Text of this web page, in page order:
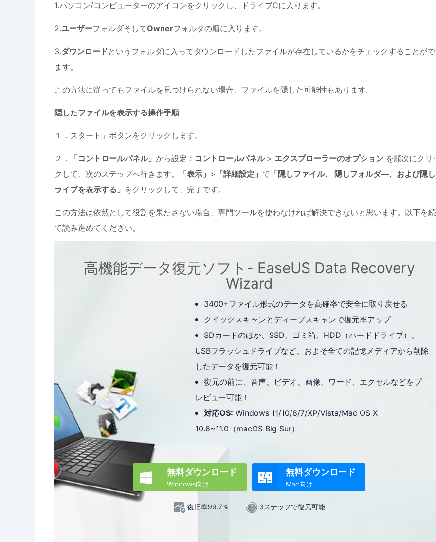
1.パソコン/コンピューターのアイコンをクリックし、ドライブCに入ります。
2.ユーザーフォルダそしてOwnerフォルダの順に入ります。
3.ダウンロードというフォルダに入ってダウンロードしたファイルが存在しているかをチェックすることが
ます。
この方法に従ってもファイルを見つけられない場合、ファイルを隠した可能性もあります。
隠したファイルを表示する操作手順
１．スタート」ボタンをクリックします。
２． 「コントロールパネル」 から設定： コントロールパネル > エクスプローラーのオプション を順次にクリ
クして、次のステップへ行きます。
「表示」 > 「詳細設定」 で「隠しファイル、 隠しフォルダ―、および隠
ライブを表示する」 をクリックして、完了です。
この方法は依然として役割を果たさない場合、専門ツールを使わなければ解決できないと思います。以下を
て読み進めてください。
高機能データ復元ソフト- EaseUS Data Recovery
Wizard
3400+ファイル形式のデータを高確率で安全に取り戻せる
クイックスキャンとディープスキャンで復元率アップ
SDカードのほか、SSD、ゴミ箱、HDD（ハードドライブ）、
USBフラッシュドライブなど、およそ全ての記憶メディアから削除
したデータを復元可能！
復元の前に、音声、ビデオ、画像、ワード、エクセルなどをプ
レビュー可能！
対応OS: Windows 11/10/8/7/XP/Vista/Mac OS X
10.6~11.0（macOS Big Sur）
 無料ダウンロード
Windows向け

無料ダウンロード
Mac向け
復旧率99.7％ 3ステップで復元可能